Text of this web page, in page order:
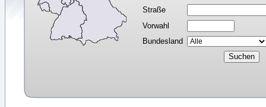
Straße
Vorwahl
Bundesland